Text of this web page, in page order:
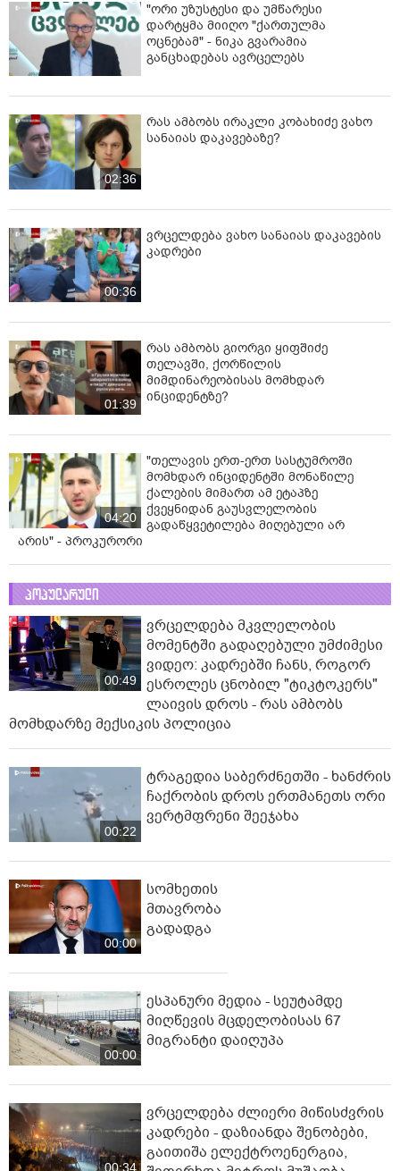
"ორი უზუსტესი და უმწარესი
დარტყმა მიიღო "ქართულმა
ოცნებამ" - ნიკა გვარამია
განცხადებას ავრცელებს
02:36
რას ამბობს ირაკლი კობახიძე ვახო
სანაიას დაკავებაზე?
00:36
ვრცელდება ვახო სანაიას დაკავების
კადრები
01:39
რას ამბობს გიორგი ყიფშიძე
თელავში, ქორწილის
მიმდინარეობისას მომხდარ
ინციდენტზე?
04:20
"თელავის ერთ-ერთ სასტუმროში
მომხდარ ინციდენტში მონაწილე
ქალების მიმართ ამ ეტაპზე
ქვეყნიდან გაუსვლელობის
გადაწყვეტილება მიღებული არ
არის" - პროკურორი
პოპულარული
00:49
ვრცელდება მკვლელობის
მომენტში გადაღებული უმძიმესი
ვიდეო: კადრებში ჩანს, როგორ
ესროლეს ცნობილ "ტიკტოკერს"
ლაივის დროს - რას ამბობს
მომხდარზე მექსიკის პოლიცია
00:22
ტრაგედია საბერძნეთში - ხანძრის
ჩაქრობის დროს ერთმანეთს ორი
ვერტმფრენი შეეჯახა
00:00
სომხეთის
მთავრობა
გადადგა
00:00
ესპანური მედია - სეუტამდე
მიღწევის მცდელობისას 67
მიგრანტი დაიღუპა
00:34
ვრცელდება ძლიერი მიწისძვრის
კადრები - დაზიანდა შენობები,
გაითიშა ელექტროენერგია,